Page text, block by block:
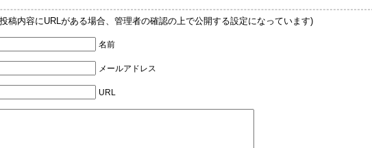
稿内容にURLがある場合、管理者の確認の上で公開する設定になっています)
名前
メールアドレス
URL